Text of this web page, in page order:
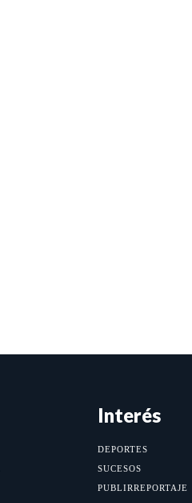
Interés
DEPORTES
SUCESOS
PUBLIRREPORTAJE